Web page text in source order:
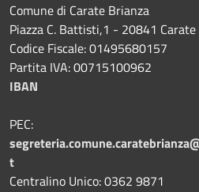
Comune di Carate Brianza
Piazza C. Battisti,1 - 20841
Codice Fiscale: 01495680157
Partita IVA: 00715100962
IBAN
PEC:
t
Centralino Unico: 0362 9871